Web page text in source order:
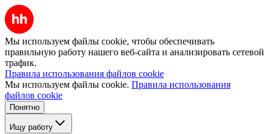
Мы используем файлы cookie, чтобы обеспечивать
правильную работу нашего веб-сайта и анализировать сетевой
трафик.
Правила использования файлов cookie
Мы используем файлы cookie. Правила использования
файлов cookie
Понятно
Ищу работу